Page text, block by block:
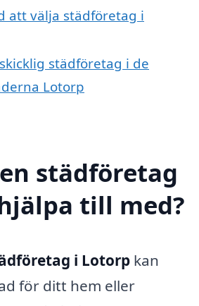
att välja städföretag i
städföretag i de
Lotorp
städföretag
till med?
i Lotorp kan
för ditt hem eller